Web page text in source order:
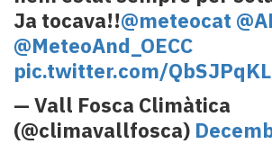
Ja tocava!!@meteocat
@MeteoAnd_OECC
pic.twitter.com/
— Vall Fosca Climàtica
(@climavallfosca)